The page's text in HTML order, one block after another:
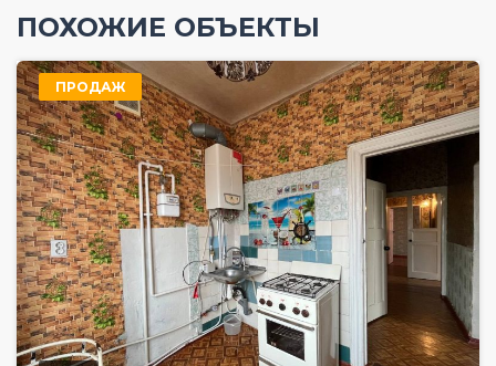
ПОХОЖИЕ ОБЪЕКТЫ
ПРОДАЖ